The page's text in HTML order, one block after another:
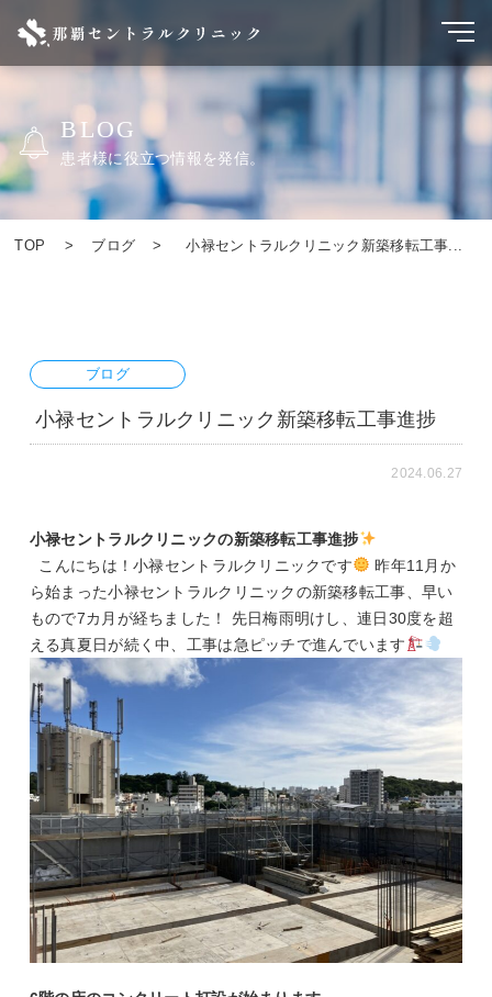
BLOG
患者様に役立つ情報を発信。
TOP ブログ 小禄セントラルクリニック新築移転工事...
小禄セントラルクリニック新築移転工事進捗
ブログ
2024.06.27
小禄セントラルクリニックの新築移転工事進捗
こんにちは！小禄セントラルクリニックです
昨年11月か
ら始まった小禄セントラルクリニックの新築移転工事、早い
もので7カ月が経ちました！ 先日梅雨明けし、連日30度を超
える真夏日が続く中、工事は急ピッチで進んでいます